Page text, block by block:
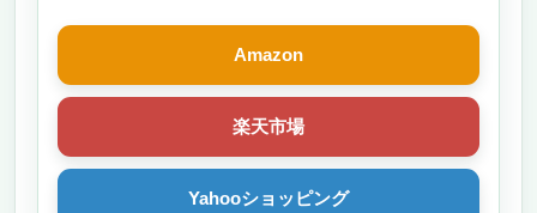
Amazon
楽天市場
Yahooショッピング